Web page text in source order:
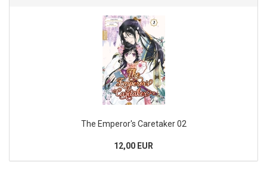
The Emperor's Caretaker 02
12,00 EUR